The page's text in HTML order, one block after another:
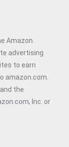
Amazon
advertising
to earn
amazon.com.
the
Inc. or